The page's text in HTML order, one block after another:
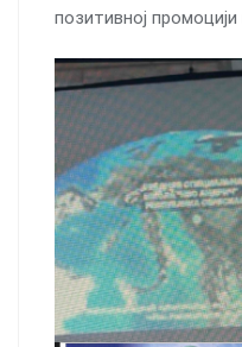
позитивној